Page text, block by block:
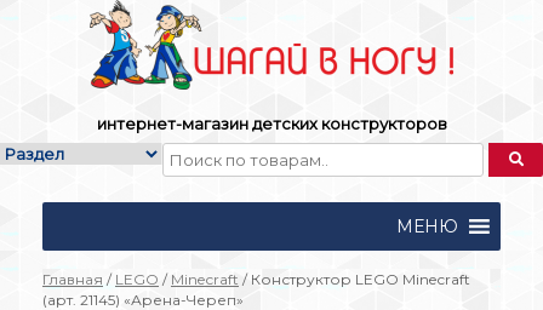
интернет-магазин детских конструкторов
МЕНЮ
Главная / LEGO / Mineсraft / Конструктор LEGO Mineсraft
(арт. 21145) «Арена-Череп»